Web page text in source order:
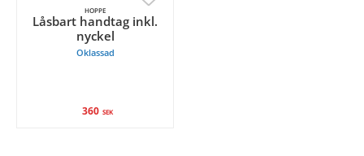
HOPPE
Låsbart handtag inkl.
nyckel
Oklassad
360 SEK